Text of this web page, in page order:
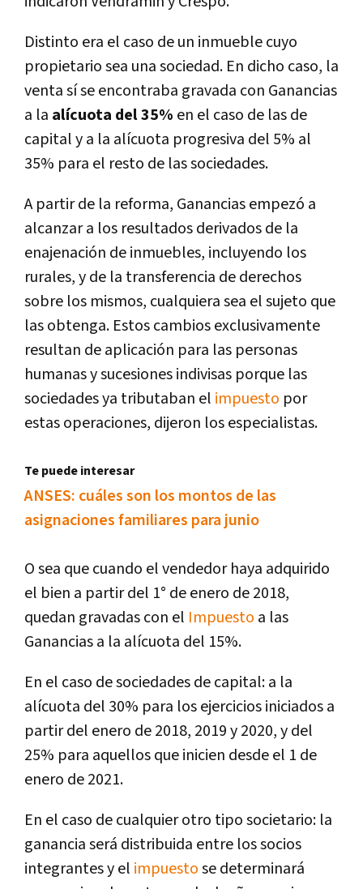
Distinto era el caso de un inmueble cuyo
propietario sea una sociedad. En dicho caso, la
venta sí se encontraba gravada con Ganancias
a la alícuota del 35% en el caso de las de
capital y a la alícuota progresiva del 5% al
35% para el resto de las sociedades.
A partir de la reforma, Ganancias empezó a
alcanzar a los resultados derivados de la
enajenación de inmuebles, incluyendo los
rurales, y de la transferencia de derechos
sobre los mismos, cualquiera sea el sujeto que
las obtenga. Estos cambios exclusivamente
resultan de aplicación para las personas
humanas y sucesiones indivisas porque las
sociedades ya tributaban el impuesto por
estas operaciones, dijeron los especialistas.
Te puede interesar
ANSES: cuáles son los montos de las
asignaciones familiares para junio
O sea que cuando el vendedor haya adquirido
el bien a partir del 1° de enero de 2018,
quedan gravadas con el Impuesto a las
Ganancias a la alícuota del 15%.
En el caso de sociedades de capital: a la
alícuota del 30% para los ejercicios iniciados a
partir del enero de 2018, 2019 y 2020, y del
25% para aquellos que inicien desde el 1 de
enero de 2021.
En el caso de cualquier otro tipo societario: la
ganancia será distribuida entre los socios
integrantes y el impuestose determinará